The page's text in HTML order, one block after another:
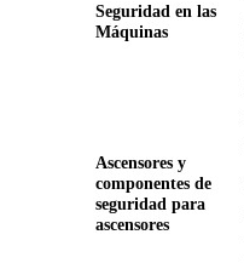
Seguridad en las
Máquinas
Ascensores y
componentes de
seguridad para
ascensores